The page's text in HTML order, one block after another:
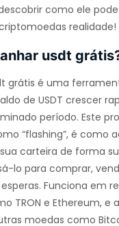
como ele
realidade!
usdt
grátis é uma
de USDT crescer
período. Este
“flashing”, é como
carteira de forma
lo para comprar,
Funciona em
TRON e Ethereum, e
moedas como